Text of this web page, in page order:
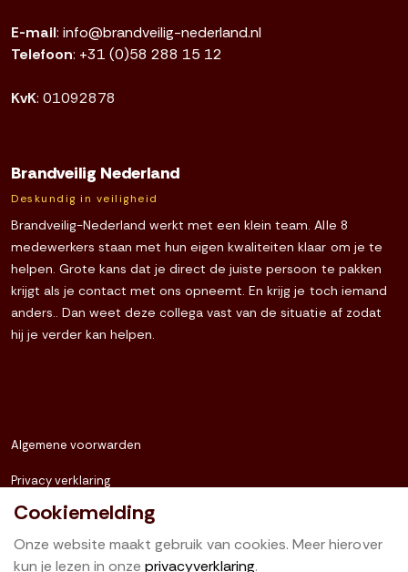
E-mail:info@brandveilig-nederland.nl
Telefoon: +31 (0)58 288 15 12
KvK: 01092878
Brandveilig Nederland
Deskundig in veiligheid
Brandveilig-Nederland werkt met een klein team. Alle 8
medewerkers staan met hun eigen kwaliteiten klaar om je te
helpen. Grote kans dat je direct de juiste persoon te pakken
krijgt als je contact met ons opneemt. En krijg je toch iemand
anders.. Dan weet deze collega vast van de situatie af zodat
hij je verder kan helpen.
Algemene voorwarden
Privacy verklaring
Sitemap
Cookiemelding
Onze website maakt gebruik van cookies. Meer hierover
kun je lezen in onzeprivacyverklaring.